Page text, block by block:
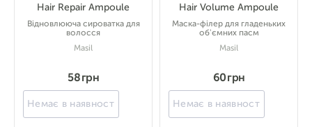
Hair Repair Ampoule
Відновлююча сироватка для
волосся
Masil
58 грн
Немає в наявності
Hair Volume Ampoule
Маска-філер для гладеньких
об'ємних пасм
Masil
60 грн
Немає в наявності